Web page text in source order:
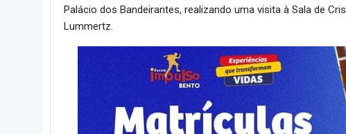
Palácio dos Bandeirantes, realizando uma visita à Sala de
Lummertz.